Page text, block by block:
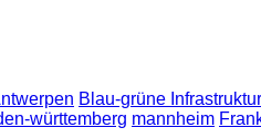
Blau-grüne Infrastruktur
württemberg mannheim